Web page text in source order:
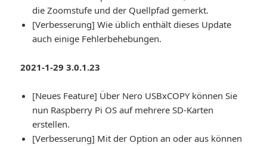
die Zoomstufe und der Quellpfad gemerkt.
[Verbesserung] Wie üblich enthält dieses Update
auch einige Fehlerbehebungen.
2021-1-29 3.0.1.23
[Neues Feature] Über Nero USBxCOPY können Sie
nun Raspberry Pi OS auf mehrere SD-Karten
erstellen.
[Verbesserung] Mit der Option an oder aus können